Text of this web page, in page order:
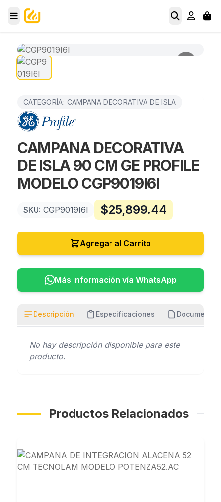
CATEGORÍA: CAMPANA DECORATIVA DE ISLA
CAMPANA DECORATIVA
DE ISLA 90 CM GE PROFILE
MODELO CGP9019I6I
SKU: CGP9019I6I $25,899.44
Agregar al Carrito
Más información vía WhatsApp
Descripción Especificaciones Documentos
No hay descripción disponible para este
producto.
Productos Relacionados